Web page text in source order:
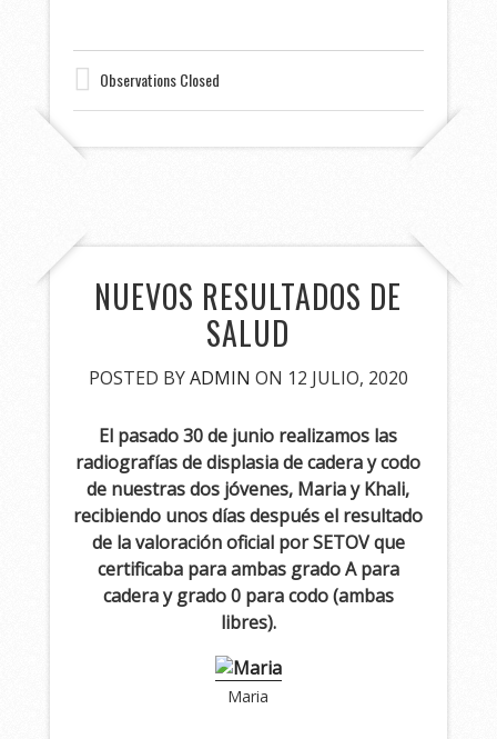
Observations Closed
NUEVOS RESULTADOS DE
SALUD
POSTED BYADMIN ON 12 JULIO, 2020
El pasado 30 de junio realizamos las
radiografías de displasia de cadera y codo
de nuestras dos jóvenes, Maria y Khali,
recibiendo unos días después el resultado
de la valoración oficial por SETOV que
certificaba para ambas grado A para
cadera y grado 0 para codo (ambas
libres).
Maria